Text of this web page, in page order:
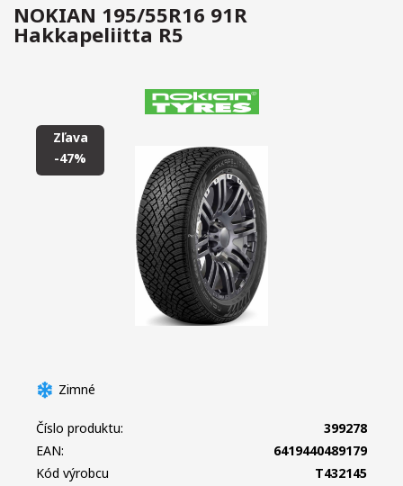
NOKIAN 195/55R16 91R
Hakkapeliitta R5
Zľava
-47%
Zimné
Číslo produktu:
399278
EAN:
6419440489179
Kód výrobcu
T432145